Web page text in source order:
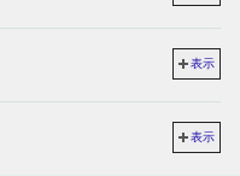
表示
表示